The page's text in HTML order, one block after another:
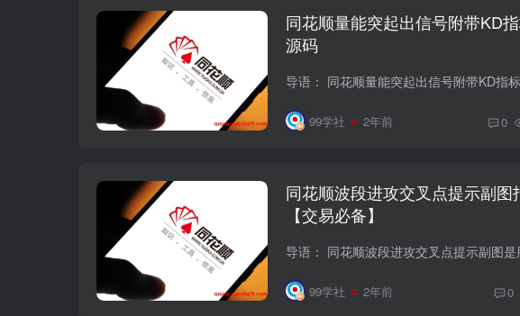
同花顺量能突起出信号附带KD
源码
99学社 2年前 0
同花顺波段进攻交叉点提示副图
【交易必备】
99学社 2年前 0